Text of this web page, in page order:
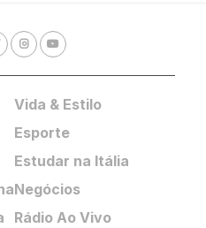
Vida & Estilo
Esporte
Estudar na Itália
Negócios
Rádio Ao Vivo